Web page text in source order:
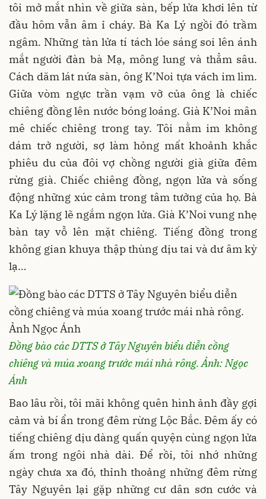
tôi mở mắt nhìn về giữa sàn, bếp lửa khơi lên từ
đầu hôm vẫn âm ỉ cháy. Bà Ka Lý ngồi đó trầm
ngâm. Những tàn lửa tí tách lóe sáng soi lên ánh
mắt người đàn bà Mạ, mông lung và thẳm sâu.
Cách dăm lát nứa sàn, ông K’Noi tựa vách im lìm.
Giữa vòm ngực trần vạm vỡ của ông là chiếc
chiêng đồng lên nước bóng loáng. Già K’Noi mân
mê chiếc chiêng trong tay. Tôi nằm im không
dám trở người, sợ làm hỏng mất khoảnh khắc
phiêu du của đôi vợ chồng người già giữa đêm
rừng già. Chiếc chiêng đồng, ngọn lửa và sống
động những xúc cảm trong tâm tưởng của họ. Bà
Ka Lý lặng lẽ ngắm ngọn lửa. Già K’Noi vung nhẹ
bàn tay vỗ lên mặt chiêng. Tiếng đồng trong
không gian khuya thập thùng dịu tai và dư âm kỳ
lạ…
Đồng bào các DTTS ở Tây Nguyên biểu diễn cồng
chiêng và múa xoang trước mái nhà rông.Ảnh: Ngọc
Ánh
Bao lâu rồi, tôi mãi không quên hình ảnh đầy gợi
cảm và bí ẩn trong đêm rừng Lộc Bắc. Đêm ấy có
tiếng chiêng dịu dàng quấn quyện cùng ngọn lửa
ấm trong ngôi nhà dài. Để rồi, tôi nhớ những
ngày chưa xa đó, thỉnh thoảng những đêm rừng
Tây Nguyên lại gặp những cư dân sơn cước và